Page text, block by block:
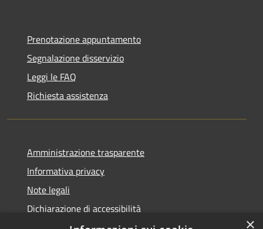
Prenotazione appuntamento
Segnalazione disservizio
Leggi le FAQ
Richiesta assistenza
Amministrazione trasparente
Informativa privacy
Note legali
Dichiarazione di accessibilità
×